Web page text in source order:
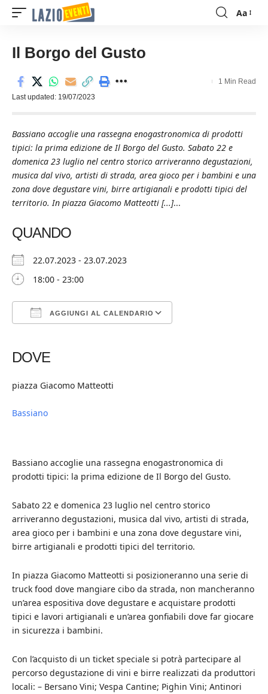
Font
Aa
Il Borgo del Gusto
Last updated: 19/07/2023
1 Min Read
Bassiano accoglie una rassegna enogastronomica di prodotti
tipici: la prima edizione de Il Borgo del Gusto. Sabato 22 e
domenica 23 luglio nel centro storico arriveranno degustazioni,
musica dal vivo, artisti di strada, area gioco per i bambini e una
zona dove degustare vini, birre artigianali e prodotti tipici del
territorio. In piazza Giacomo Matteotti [...]...
QUANDO
22.07.2023 - 23.07.2023
18:00 - 23:00
AGGIUNGI AL CALENDARIO
DOVE
piazza Giacomo Matteotti
Bassiano
Bassiano accoglie una rassegna enogastronomica di
prodotti tipici: la prima edizione de Il Borgo del Gusto.
Sabato 22 e domenica 23 luglio nel centro storico
arriveranno degustazioni, musica dal vivo, artisti di strada,
area gioco per i bambini e una zona dove degustare vini,
birre artigianali e prodotti tipici del territorio.
In piazza Giacomo Matteotti si posizioneranno una serie di
truck food dove mangiare cibo da strada, non mancheranno
un’area espositiva dove degustare e acquistare prodotti
tipici e lavori artigianali e un’area gonfiabili dove far giocare
in sicurezza i bambini.
Con l’acquisto di un ticket speciale si potrà partecipare al
percorso degustazione di vini e birre realizzati da produttori
locali: – Bersano Vini; Vespa Cantine; Pighin Vini; Antinori